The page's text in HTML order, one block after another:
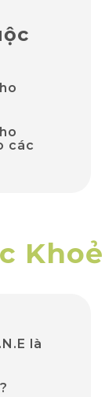
các
Khoẻ
là